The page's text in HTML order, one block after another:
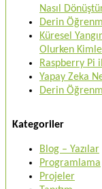
Nasıl
Derin
Küresel
Olurken
Raspberry Pi
Yapay Zeka
Derin
Kategoriler
Blog – Yazılar
Programlama
Projeler